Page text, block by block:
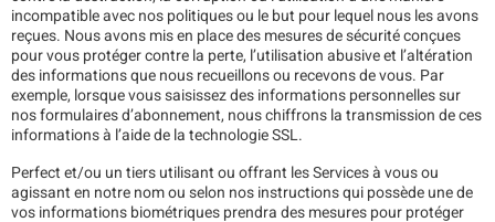
incompatible avec nos politiques ou le but pour lequel nous les avons
reçues. Nous avons mis en place des mesures de sécurité conçues
pour vous protéger contre la perte, l’utilisation abusive et l’altération
des informations que nous recueillons ou recevons de vous. Par
exemple, lorsque vous saisissez des informations personnelles sur
nos formulaires d’abonnement, nous chiffrons la transmission de ces
informations à l’aide de la technologie SSL.
Perfect et/ou un tiers utilisant ou offrant les Services à vous ou
agissant en notre nom ou selon nos instructions qui possède une de
vos informations biométriques prendra des mesures pour protéger